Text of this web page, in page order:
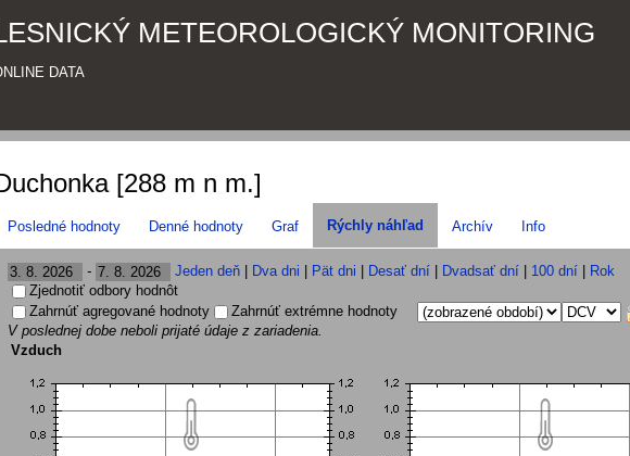
METEOROLOGICKÝ MONITORING
DATA
[288 m n m.]
Posledné hodnoty Denné hodnoty Graf Rýchly náhľad Archív Info
- Jeden deň Dva dni Pät dni Desať dní Dvadsať dní 100 dní
Rok
Zjednotiť odbory hodnôt
Zahrnúť agregované hodnoty
Zahrnúť extrémne hodnoty
V poslednej dobe neboli prijaté údaje z zariadenia.
Vzduch